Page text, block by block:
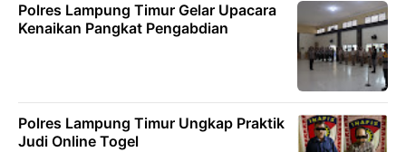
Polres Lampung Timur Gelar Upacara
Kenaikan Pangkat Pengabdian
Polres Lampung Timur Ungkap Praktik
Judi Online Togel